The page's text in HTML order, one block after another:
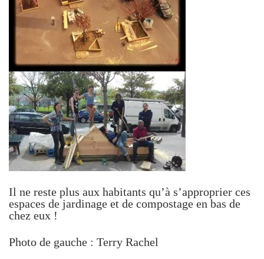
Il ne reste plus aux habitants qu’à s’approprier ces
espaces de jardinage et de compostage en bas de
chez eux !
Photo de gauche : Terry Rachel